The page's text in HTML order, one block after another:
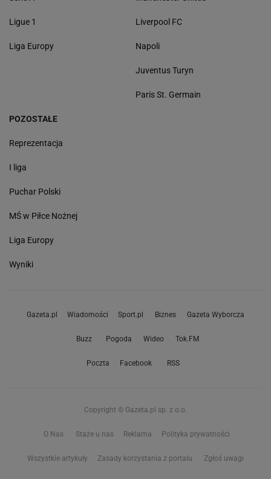
Ligue 1
Liga Europy
Liverpool FC
Napoli
Juventus Turyn
Paris St. Germain
POZOSTAŁE
Reprezentacja
I liga
Puchar Polski
MŚ w Piłce Nożnej
Liga Europy
Wyniki
Gazeta.pl Wiadomości Sport.pl Biznes Gazeta Wyborcza
Buzz Pogoda Wideo Tok.FM
Poczta Facebook RSS
Copyright © Gazeta.pl sp. z o.o.
O Nas Staże u nas Reklama Polityka prywatności
Wszystkie artykuły Zasady korzystania z portalu Zgłoś uwagi